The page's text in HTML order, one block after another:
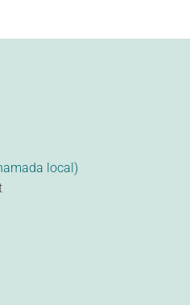
local)